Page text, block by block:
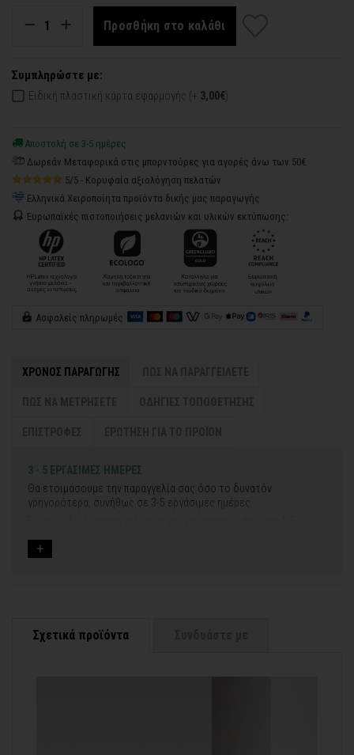
Προσθήκη στο καλάθι
Συμπληρώστε με:
Ειδική πλαστική κάρτα εφαρμογής (+ 3,00€)
Αποστολή σε 3-5 ημέρες
Δωρεάν Μεταφορικά στις μπορντούρες για αγορές άνω των 50€
5/5 - Κορυφαία αξιολόγηση πελατών
Ελληνικά Χειροποίητα προϊόντα δικής μας παραγωγής
Ευρωπαϊκές πιστοποιήσεις μελανιών και υλικών εκτύπωσης:
Ασφαλείς πληρωμές
ΧΡΟΝΟΣ ΠΑΡΑΓΩΓΗΣ
3 - 5 ΕΡΓΑΣΙΜΕΣ ΗΜΕΡΕΣ
Θα ετοιμάσουμε την παραγγελία σας όσο το δυνατόν
γρηγορότερα, συνήθως σε 3-5 εργάσιμες ημέρες.
Εάν η αποστολή πραγματοποιείται κατά τη διάρκεια μεγάλων
Σχετικά προϊόντα